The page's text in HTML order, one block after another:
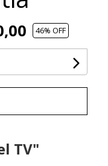
46% OFF
TV"